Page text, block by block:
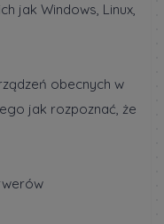
jak Windows, Linux,
obecnych w
jak rozpoznać, że